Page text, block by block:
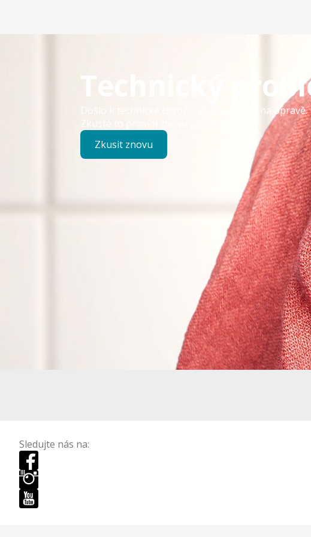
Technický
Došlo k technické chybě – již pracujeme na opravě.
Zkuste to prosím znovu později.
Zkusit znovu
Sledujte nás na: